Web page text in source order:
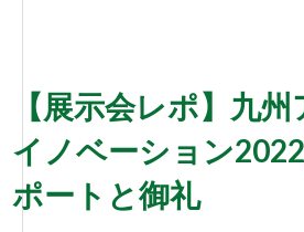
【展示会レポ】九州
イノベーション
ポートと御礼